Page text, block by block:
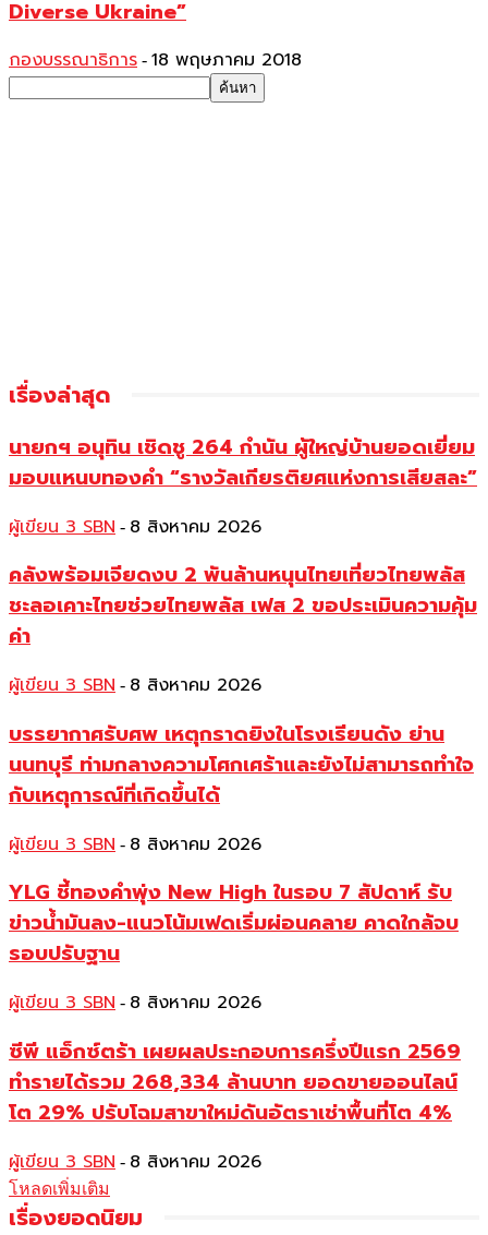
Diverse Ukraine”
กองบรรณาธิการ - 18 พฤษภาคม 2018
เรื่องล่าสุด
นายกฯ อนุทิน เชิดชู 264 กำนัน ผู้ใหญ่บ้านยอดเยี่ยม
มอบแหนบทองคำ “รางวัลเกียรติยศแห่งการเสียสละ”
ผู้เขียน 3 SBN - 8 สิงหาคม 2026
คลังพร้อมเจียดงบ 2 พันล้านหนุนไทยเที่ยวไทยพลัส
ชะลอเคาะไทยช่วยไทยพลัส เฟส 2 ขอประเมินความคุ้ม
ค่า
ผู้เขียน 3 SBN - 8 สิงหาคม 2026
บรรยากาศรับศพ เหตุกราดยิงในโรงเรียนดัง ย่าน
นนทบุรี ท่ามกลางความโศกเศร้าและยังไม่สามารถทำใจ
กับเหตุการณ์ที่เกิดขึ้นได้
ผู้เขียน 3 SBN - 8 สิงหาคม 2026
YLG ชี้ทองคำพุ่ง New High ในรอบ 7 สัปดาห์ รับ
ข่าวน้ำมันลง-แนวโน้มเฟดเริ่มผ่อนคลาย คาดใกล้จบ
รอบปรับฐาน
ผู้เขียน 3 SBN - 8 สิงหาคม 2026
ซีพี แอ็กซ์ตร้า เผยผลประกอบการครึ่งปีแรก 2569
ทำรายได้รวม 268,334 ล้านบาท ยอดขายออนไลน์
โต 29% ปรับโฉมสาขาใหม่ดันอัตราเช่าพื้นที่โต 4%
ผู้เขียน 3 SBN - 8 สิงหาคม 2026
โหลดเพิ่มเติม
เรื่องยอดนิยม